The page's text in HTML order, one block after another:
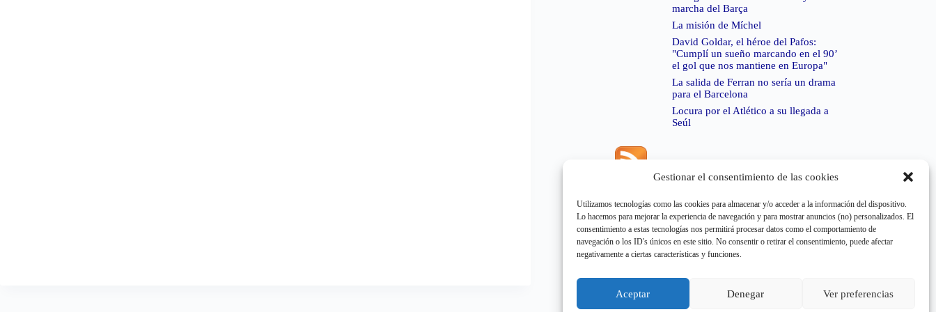
Gestionar el consentimiento de las cookies
Utilizamos tecnologías como las cookies para almacenar y/o acceder a la información del dispositivo.
Lo hacemos para mejorar la experiencia de navegación y para mostrar anuncios (no) personalizados. El
consentimiento a estas tecnologías nos permitirá procesar datos como el comportamiento de
navegación o los ID's únicos en este sitio. No consentir o retirar el consentimiento, puede afectar
negativamente a ciertas características y funciones.
Aceptar Denegar Ver preferencias
marcha del Barça
La misión de Míchel
David Goldar, el héroe del Pafos:
"Cumplí un sueño marcando en el 90’
el gol que nos mantiene en Europa"
La salida de Ferran no sería un drama
para el Barcelona
Locura por el Atlético a su llegada a
Seúl
Error de RSS:Retrieved unsupported status code
"404"